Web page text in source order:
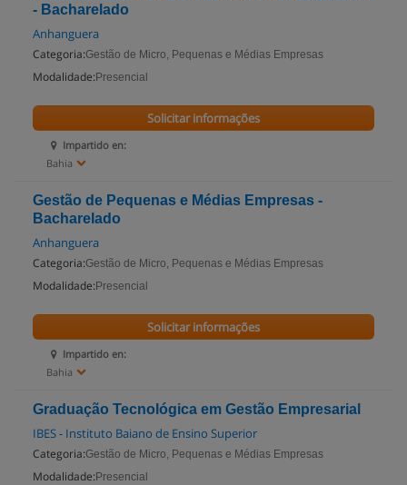
- Bacharelado
Anhanguera
Categoria:Gestão de Micro, Pequenas e Médias Empresas
Modalidade: Presencial
Impartido en:
Bahia
Solicitar informações
Gestão de Pequenas e Médias Empresas -
Bacharelado
Anhanguera
Categoria:Gestão de Micro, Pequenas e Médias Empresas
Modalidade: Presencial
Impartido en:
Bahia
Solicitar informações
Graduação Tecnológica em Gestão Empresarial
IBES - Instituto Baiano de Ensino Superior
Categoria:Gestão de Micro, Pequenas e Médias Empresas
Modalidade: Presencial